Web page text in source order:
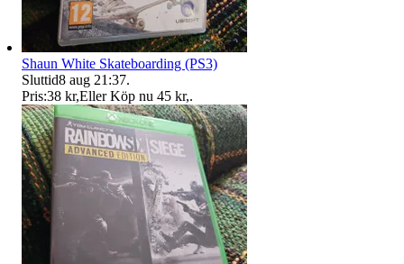
Shaun White Skateboarding (PS3)
Sluttid8 aug 21:37.
Pris:38 kr,Eller Köp nu 45 kr,.